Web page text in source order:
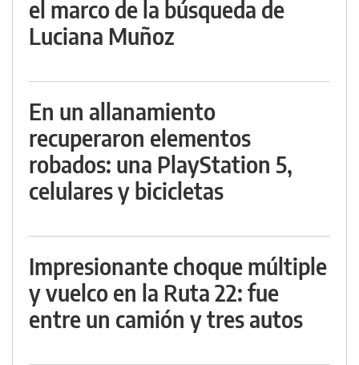
el marco de la búsqueda de
Luciana Muñoz
En un allanamiento
recuperaron elementos
robados: una PlayStation 5,
celulares y bicicletas
Impresionante choque múltiple
y vuelco en la Ruta 22: fue
entre un camión y tres autos